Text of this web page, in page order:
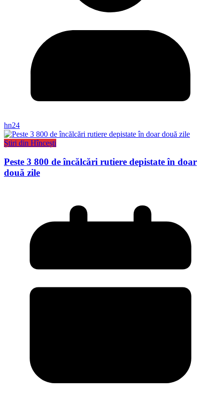
hn24
Știri din Hîncești
Peste 3 800 de încălcări rutiere depistate în doar
două zile